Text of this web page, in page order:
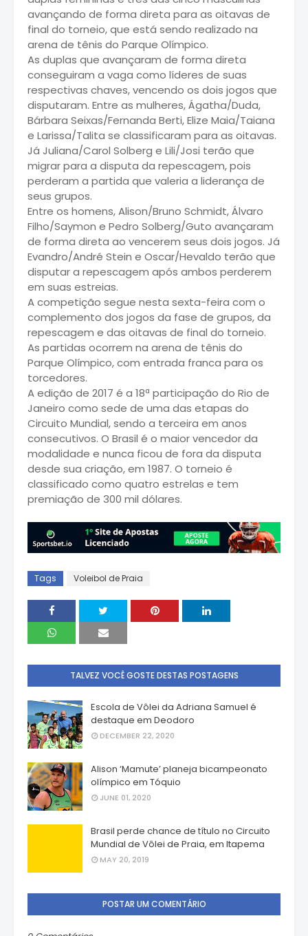
avançando de forma direta para as oitavas de
final do torneio, que está sendo realizado na
arena de tênis do Parque Olímpico.
As duplas que avançaram de forma direta
conseguiram a vaga como líderes de suas
respectivas chaves, vencendo os dois jogos que
disputaram. Entre as mulheres, Ágatha/Duda,
Bárbara Seixas/Fernanda Berti, Elize Maia/Taiana
e Larissa/Talita se classificaram para as oitavas.
Já Juliana/Carol Solberg e Lili/Josi terão que
migrar para a disputa da repescagem, pois
perderam a partida que valeria a liderança de
seus grupos.
Entre os homens, Alison/Bruno Schmidt, Álvaro
Filho/Saymon e Pedro Solberg/Guto avançaram
de forma direta ao vencerem seus dois jogos. Já
Evandro/André Stein e Oscar/Hevaldo terão que
disputar a repescagem após ambos perderem
em suas estreias.
A competição segue nesta sexta-feira com o
complemento dos jogos da fase de grupos, da
repescagem e das oitavas de final do torneio.
As partidas ocorrem na arena de tênis do
Parque Olímpico, com entrada franca para os
torcedores.
A edição de 2017 é a 18ª participação do Rio de
Janeiro como sede de uma das etapas do
Circuito Mundial, sendo a terceira em anos
consecutivos. O Brasil é o maior vencedor da
modalidade e nunca ficou de fora da disputa
desde sua criação, em 1987. O torneio é
classificado como quatro estrelas e tem
premiação de 300 mil dólares.
Tags Voleibol de Praia
TALVEZ VOCÊ GOSTE DESTAS POSTAGENS
Escola de Vôlei da Adriana Samuel é
destaque em Deodoro
DECEMBER 22, 2020
Alison ‘Mamute’ planeja bicampeonato
olímpico em Tóquio
JUNE 01, 2020
Brasil perde chance de título no Circuito
Mundial de Vôlei de Praia, em Itapema
MAY 20, 2019
POSTAR UM COMENTÁRIO